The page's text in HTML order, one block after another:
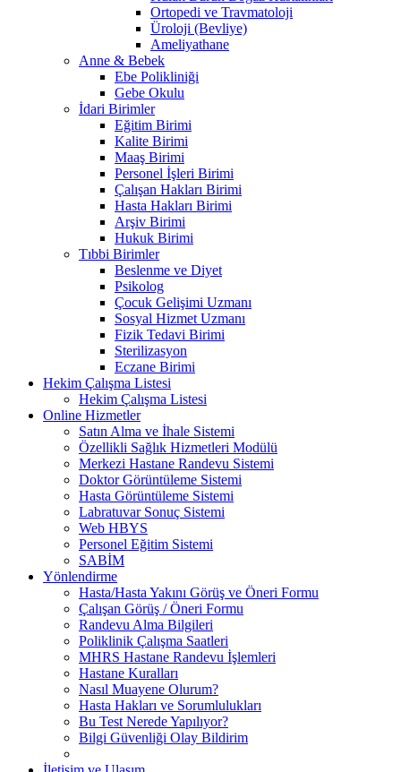
Ortopedi ve Travmatoloji
Üroloji (Bevliye)
Ameliyathane
Anne & Bebek
Ebe Polikliniği
Gebe Okulu
İdari Birimler
Eğitim Birimi
Kalite Birimi
Maaş Birimi
Personel İşleri Birimi
Çalışan Hakları Birimi
Hasta Hakları Birimi
Arşiv Birimi
Hukuk Birimi
Tıbbi Birimler
Beslenme ve Diyet
Psikolog
Çocuk Gelişimi Uzmanı
Sosyal Hizmet Uzmanı
Fizik Tedavi Birimi
Sterilizasyon
Eczane Birimi
Hekim Çalışma Listesi
Hekim Çalışma Listesi
Online Hizmetler
Satın Alma ve İhale Sistemi
Özellikli Sağlık Hizmetleri Modülü
Merkezi Hastane Randevu Sistemi
Doktor Görüntüleme Sistemi
Hasta Görüntüleme Sistemi
Labratuvar Sonuç Sistemi
Web HBYS
Personel Eğitim Sistemi
SABİM
Yönlendirme
Hasta/Hasta Yakını Görüş ve Öneri Formu
Çalışan Görüş / Öneri Formu
Randevu Alma Bilgileri
Poliklinik Çalışma Saatleri
MHRS Hastane Randevu İşlemleri
Hastane Kuralları
Nasıl Muayene Olurum?
Hasta Hakları ve Sorumlulukları
Bu Test Nerede Yapılıyor?
Bilgi Güvenliği Olay Bildirim